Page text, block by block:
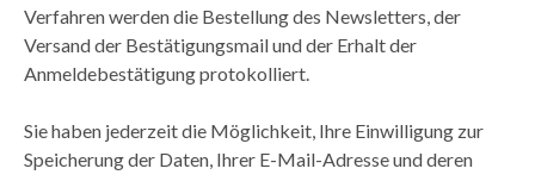
Verfahren werden die Bestellung des Newsletters, der
Versand der Bestätigungsmail und der Erhalt der
Anmeldebestätigung protokolliert.
Sie haben jederzeit die Möglichkeit, Ihre Einwilligung zur
Speicherung der Daten, Ihrer E-Mail-Adresse und deren